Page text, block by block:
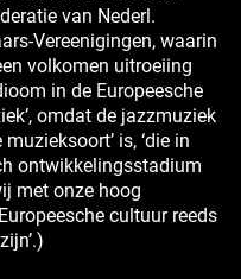
van Nederl.
Vereenigingen, waarin
volkomen uitroeiing
in de Europeesche
omdat de jazzmuziek
is, ‘die in
ontwikkelingsstadium
met onze hoog
cultuur reeds